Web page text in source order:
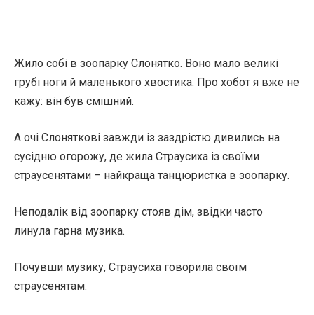
Жило собі в зоопарку Слонятко. Воно мало великі
грубі ноги й маленького хвостика. Про хобот я вже не
кажу: він був смішний.
А очі Слоняткові завжди із заздрістю дивились на
сусідню огорожу, де жила Страусиха із своїми
страусенятами – найкраща танцюристка в зоопарку.
Неподалік від зоопарку стояв дім, звідки часто
линула гарна музика.
Почувши музику, Страусиха говорила своїм
страусенятам: